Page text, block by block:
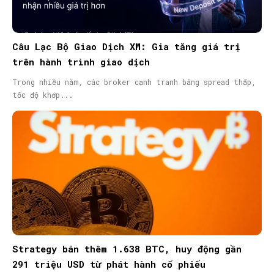
Câu Lạc Bộ Giao Dịch XM: Gia tăng giá trị
trên hành trình giao dịch
Trong nhiều năm, các broker cạnh tranh bằng spread thấp,
tốc độ khớp...
Strategy bán thêm 1.638 BTC, huy động gần
291 triệu USD từ phát hành cổ phiếu